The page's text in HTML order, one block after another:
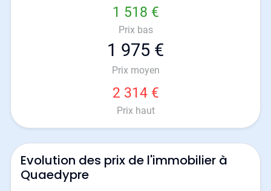
1 518 €
Prix bas
1 975 €
Prix moyen
2 314 €
Prix haut
Evolution des prix de l'immobilier à
Quaedypre